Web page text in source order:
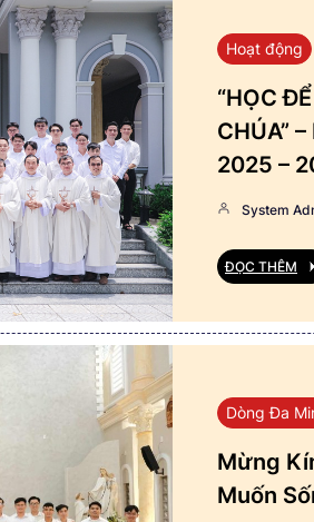
Hoạt động
“HỌC
CHÚA”
2025 –
System
ĐỌC THÊM
Dòng Đa
Mừng
Muốn